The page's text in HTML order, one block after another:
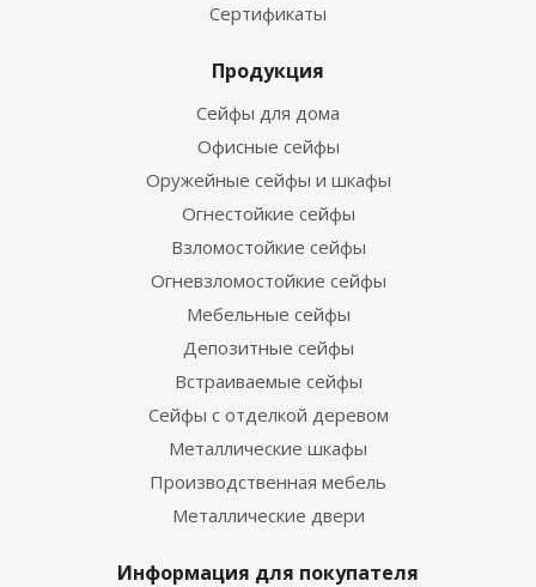
Сертификаты
Продукция
Сейфы для дома
Офисные сейфы
Оружейные сейфы и шкафы
Огнестойкие сейфы
Взломостойкие сейфы
Огневзломостойкие сейфы
Мебельные сейфы
Депозитные сейфы
Встраиваемые сейфы
Сейфы с отделкой деревом
Металлические шкафы
Производственная мебель
Металлические двери
Информация для покупателя